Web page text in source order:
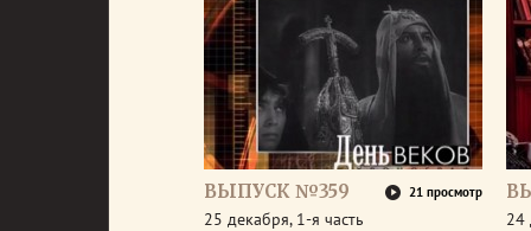
ВЫПУСК №359 21 просмотр
25 декабря, 1-я часть 24